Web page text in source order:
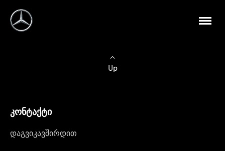
Up
კონტაქტი
დაგვიკავშირდით